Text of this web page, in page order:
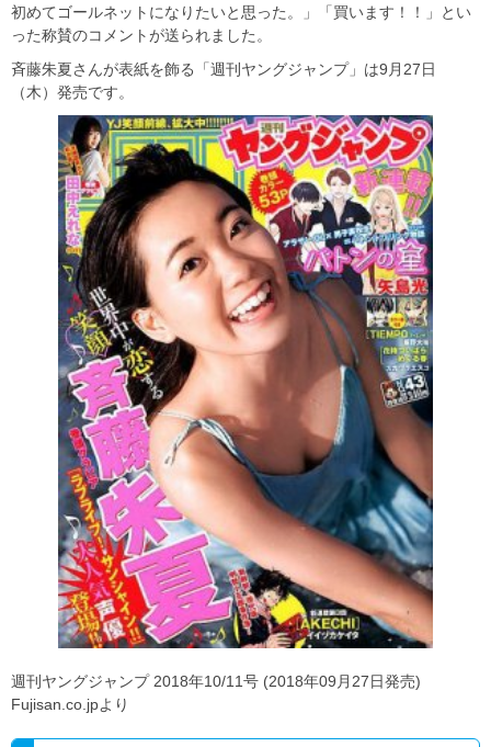
初めてゴールネットになりたいと思った。」「買います！！」とい
った称賛のコメントが送られました。
斉藤朱夏さんが表紙を飾る「週刊ヤングジャンプ」は9月27日
（木）発売です。
週刊ヤングジャンプ 2018年10/11号 (2018年09月27日発売)
Fujisan.co.jpより